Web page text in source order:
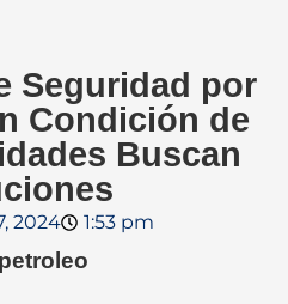
Seguridad por
Condición de
Buscan
2024 1:53 pm